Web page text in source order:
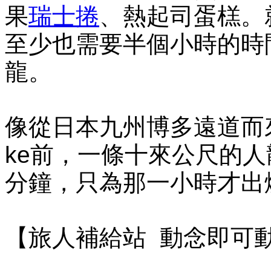
果瑞士捲、熱起司蛋榚
至少也需要半個小時的
龍。
像從日本九州博多遠道
ke前，一條十來公尺的
分鐘，只為那一小時才
【旅人補給站 動念即可